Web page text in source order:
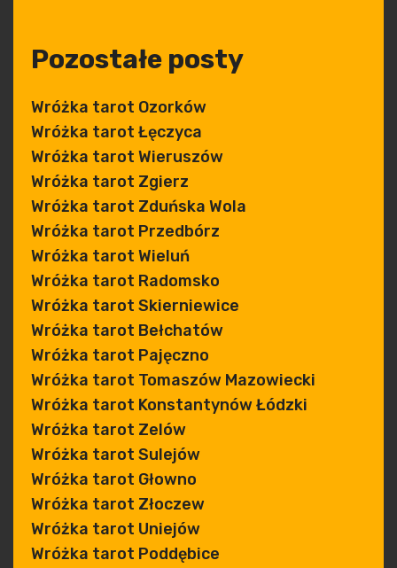
Pozostałe posty
Wróżka tarot Ozorków
Wróżka tarot Łęczyca
Wróżka tarot Wieruszów
Wróżka tarot Zgierz
Wróżka tarot Zduńska Wola
Wróżka tarot Przedbórz
Wróżka tarot Wieluń
Wróżka tarot Radomsko
Wróżka tarot Skierniewice
Wróżka tarot Bełchatów
Wróżka tarot Pajęczno
Wróżka tarot Tomaszów Mazowiecki
Wróżka tarot Konstantynów Łódzki
Wróżka tarot Zelów
Wróżka tarot Sulejów
Wróżka tarot Głowno
Wróżka tarot Złoczew
Wróżka tarot Uniejów
Wróżka tarot Poddębice